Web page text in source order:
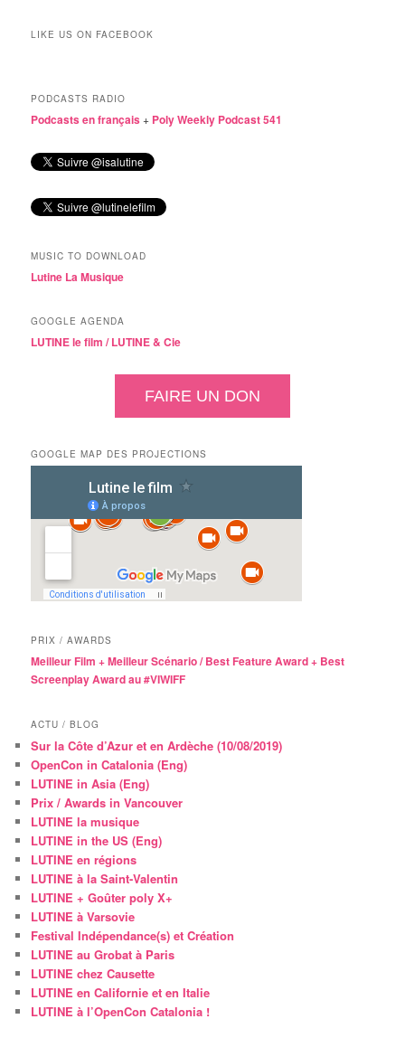
LIKE US ON FACEBOOK
PODCASTS RADIO
Podcasts en français+ Poly Weekly Podcast 541
MUSIC TO DOWNLOAD
Lutine La Musique
GOOGLE AGENDA
LUTINE le film /LUTINE & Cie
FAIRE UN DON
GOOGLE MAP DES PROJECTIONS
PRIX / AWARDS
Meilleur Film + Meilleur Scénario / Best Feature Award + Best
Screenplay Award au #VIWIFF
ACTU / BLOG
Sur la Côte d’Azur et en Ardèche (10/08/2019)
OpenCon in Catalonia (Eng)
LUTINE in Asia (Eng)
Prix / Awards in Vancouver
LUTINE la musique
LUTINE in the US (Eng)
LUTINE en régions
LUTINE à la Saint-Valentin
LUTINE + Goûter poly X+
LUTINE à Varsovie
Festival Indépendance(s) et Création
LUTINE au Grobat à Paris
LUTINE chez Causette
LUTINE en Californie et en Italie
LUTINE à l’OpenCon Catalonia !